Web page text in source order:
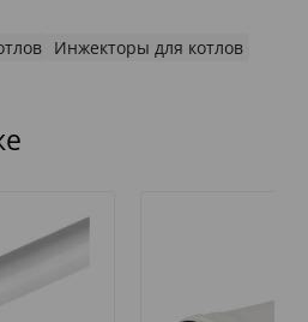
Инжекторы для котлов